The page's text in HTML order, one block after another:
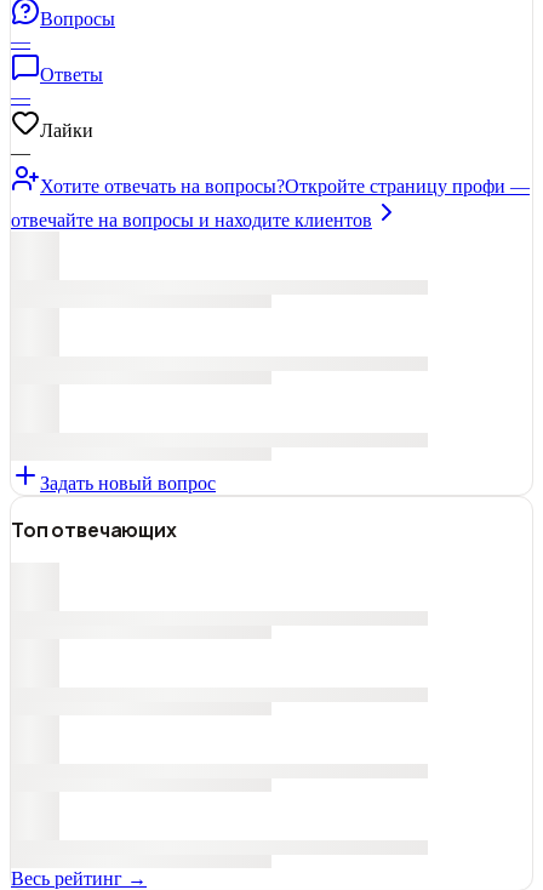
Вопросы
—
Ответы
—
Лайки
—
Хотите отвечать на вопросы?Откройте страницу профи —
отвечайте на вопросы и находите клиентов
Задать новый вопрос
Топ отвечающих
Весь рейтинг →